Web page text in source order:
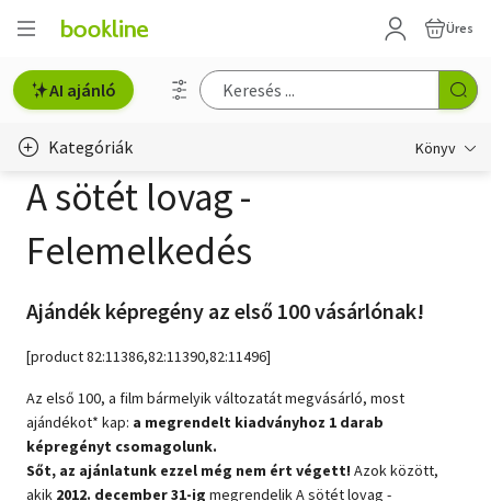
Üres
AI ajánló
Kategóriák Könyv
Életmód, egészség
Erotika
Irodalom
Művészet
Szakkönyv
A sötét lovag -
Felemelkedés
Ajándék képregény az első 100 vásárlónak!
[product 82:11386,82:11390,82:11496]
Az első 100, a film bármelyik változatát megvásárló, most
ajándékot* kap: a megrendelt kiadványhoz 1 darab
képregényt csomagolunk.
Sőt, az ajánlatunk ezzel még nem ért végett! Azok között,
akik 2012. december 31-ig megrendelik A sötét lovag -